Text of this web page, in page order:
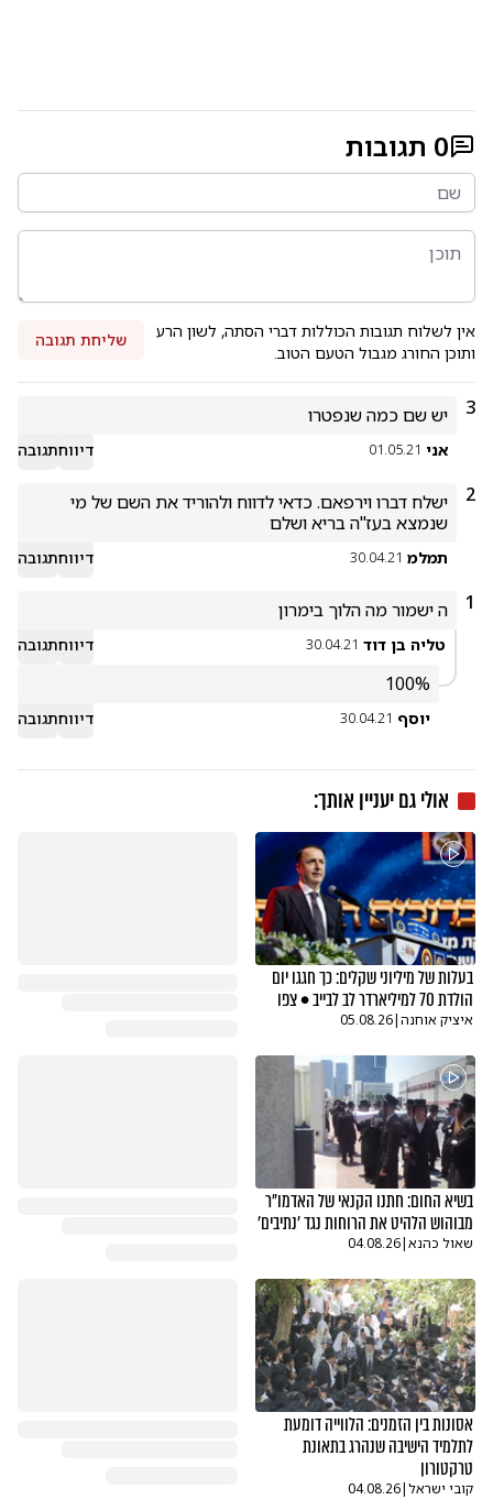
0 תגובות
אין לשלוח תגובות הכוללות דברי הסתה, לשון הרע
ותוכן החורג מגבול הטעם הטוב.
שליחת תגובה
3 יש שם כמה שנפטרו
אני 01.05.21 דיווחתגובה
2
שנמצא בעז"ה בריא ושלם
תמלמ 30.04.21 דיווחתגובה
1 ה ישמור מה הלוך בימרון
טליה בן דוד 30.04.21 דיווחתגובה
100%
יוסף 30.04.21 דיווחתגובה
אולי גם יעניין אותך:
בעלות של מיליוני שקלים: כך חגגו יום
הולדת 70 למיליארדר לב לבייב • צפו
איציק אוחנה|
05.08.26
בשיא החום: חתנו הקנאי של האדמו"ר
מבוהוש הלהיט את הרוחות נגד 'נתיבים'
שאול כהנא|
04.08.26
אסונות בין הזמנים: הלווייה דומעת
לתלמיד הישיבה שנהרג בתאונת
טרקטורון
קובי ישראל|
04.08.26